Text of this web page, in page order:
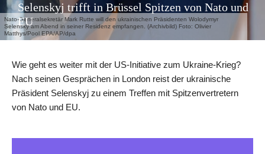
Nato-Generalsekretär Mark Rutte will den ukrainischen Präsidenten Wolodymyr
Selensky am Abend in seiner Residenz empfangen. (Archivbild) Foto: Olivier
Matthys/Pool EPA/AP/dpa
Selenskyj trifft in Brüssel Spitzen von Nato und
EU
Wie geht es weiter mit der US-Initiative zum Ukraine-Krieg?
Nach seinen Gesprächen in London reist der ukrainische
Präsident Selenskyj zu einem Treffen mit Spitzenvertretern
von Nato und EU.